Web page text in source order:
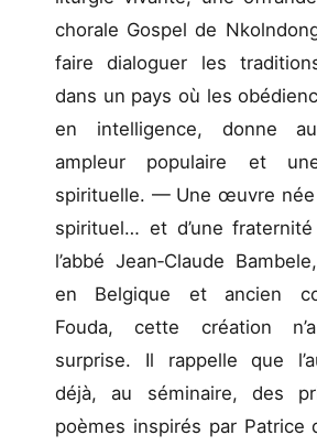
chorale Gospel de
faire dialoguer les
dans un pays où les
en intelligence, donne
ampleur populaire et
spirituelle. — Une œuvre née
spirituel… et d’une
l’abbé Jean‑Claude
en Belgique et ancien
Fouda, cette création
surprise. Il rappelle que
déjà, au séminaire, des
poèmes inspirés par Patrice